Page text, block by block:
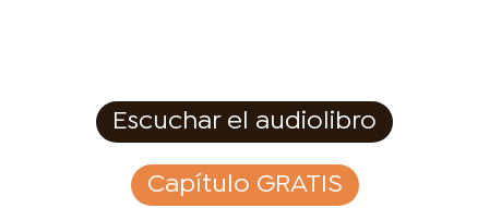
Escuchar el audiolibro
Capítulo GRATIS